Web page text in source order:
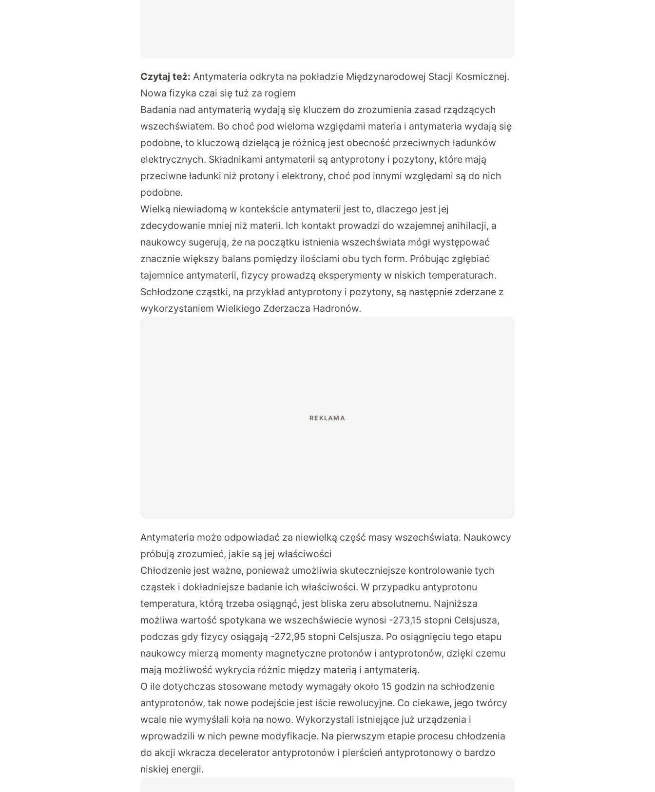
Czytaj też: Antymateria odkryta na pokładzie Międzynarodowej Stacji Kosmicznej.
Nowa fizyka czai się tuż za rogiem
Badania nad antymaterią wydają się kluczem do zrozumienia zasad rządzących
wszechświatem. Bo choć pod wieloma względami materia i antymateria wydają się
podobne, to kluczową dzielącą je różnicą jest obecność przeciwnych ładunków
elektrycznych. Składnikami antymaterii są antyprotony i pozytony, które mają
przeciwne ładunki niż protony i elektrony, choć pod innymi względami są do nich
podobne.
Wielką niewiadomą w kontekście antymaterii jest to, dlaczego jest jej
zdecydowanie mniej niż materii. Ich kontakt prowadzi do wzajemnej anihilacji, a
naukowcy sugerują, że na początku istnienia wszechświata mógł występować
znacznie większy balans pomiędzy ilościami obu tych form. Próbując zgłębiać
tajemnice antymaterii, fizycy prowadzą eksperymenty w niskich temperaturach.
Schłodzone cząstki, na przykład antyprotony i pozytony, są następnie zderzane z
wykorzystaniem Wielkiego Zderzacza Hadronów.
Antymateria może odpowiadać za niewielką część masy wszechświata. Naukowcy
próbują zrozumieć, jakie są jej właściwości
Chłodzenie jest ważne, ponieważ umożliwia skuteczniejsze kontrolowanie tych
cząstek i dokładniejsze badanie ich właściwości. W przypadku antyprotonu
temperatura, którą trzeba osiągnąć, jest bliska zeru absolutnemu. Najniższa
możliwa wartość spotykana we wszechświecie wynosi -273,15 stopni Celsjusza,
podczas gdy fizycy osiągają -272,95 stopni Celsjusza. Po osiągnięciu tego etapu
naukowcy mierzą momenty magnetyczne protonów i antyprotonów, dzięki czemu
mają możliwość wykrycia różnic między materią i antymaterią.
O ile dotychczas stosowane metody wymagały około 15 godzin na schłodzenie
antyprotonów, tak nowe podejście jest iście rewolucyjne. Co ciekawe, jego twórcy
wcale nie wymyślali koła na nowo. Wykorzystali istniejące już urządzenia i
wprowadzili w nich pewne modyfikacje. Na pierwszym etapie procesu chłodzenia
do akcji wkracza decelerator antyprotonów i pierścień antyprotonowy o bardzo
niskiej energii.